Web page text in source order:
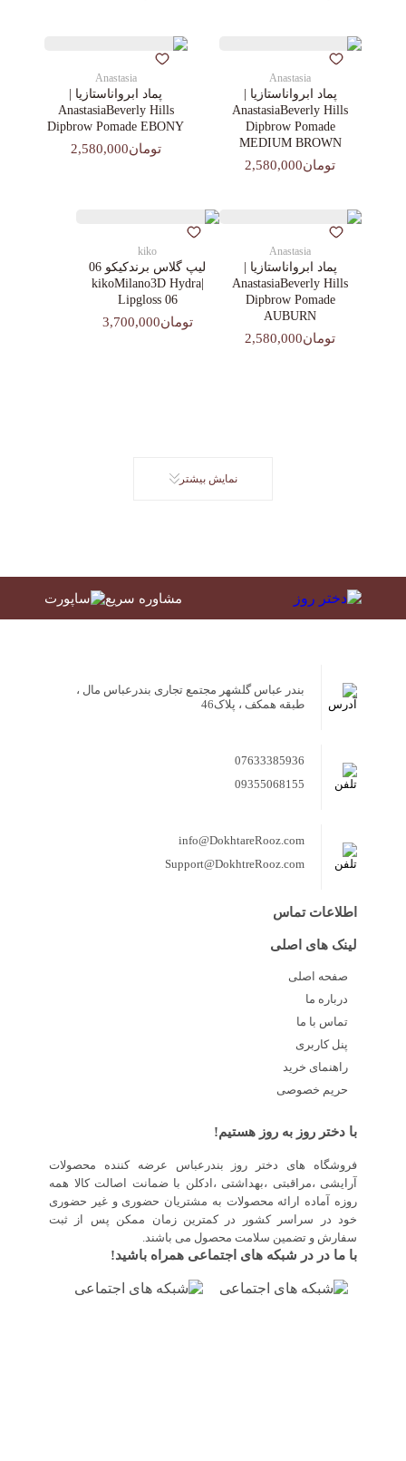
Anastasia
پماد ابرواناستازیا |
AnastasiaBeverly Hills
Dipbrow Pomade
MEDIUM BROWN
تومان2,580,000
Anastasia
پماد ابرواناستازیا |
AnastasiaBeverly Hills
Dipbrow Pomade EBONY
تومان2,580,000
Anastasia
پماد ابرواناستازیا |
AnastasiaBeverly Hills
Dipbrow Pomade
AUBURN
تومان2,580,000
kiko
لیپ گلاس‌ برندکیکو 06
|kikoMilano3D Hydra
Lipgloss 06
تومان3,700,000
نمایش بیشتر
مشاوره سریع
بندر عباس گلشهر مجتمع تجاری بندرعباس مال ،
طبقه همکف ، پلاک46
07633385936
09355068155
info@DokhtareRooz.com
Support@DokhtreRooz.com
اطلاعات تماس
لینک های اصلی
صفحه اصلی
درباره ما
تماس با ما
پنل کاربری
راهنمای خرید
حریم خصوصی
با دختر روز به روز هستیم!
فروشگاه های دختر روز بندرعباس عرضه کننده محصولات
آرایشی ،مراقبتی ،بهداشتی ،ادکلن با ضمانت اصالت کالا همه
روزه آماده ارائه محصولات به مشتریان حضوری و غیر حضوری
خود در سراسر کشور در کمترین زمان ممکن پس از ثبت
سفارش و تضمین سلامت محصول می باشند.
با ما در در شبکه های اجتماعی همراه باشید!